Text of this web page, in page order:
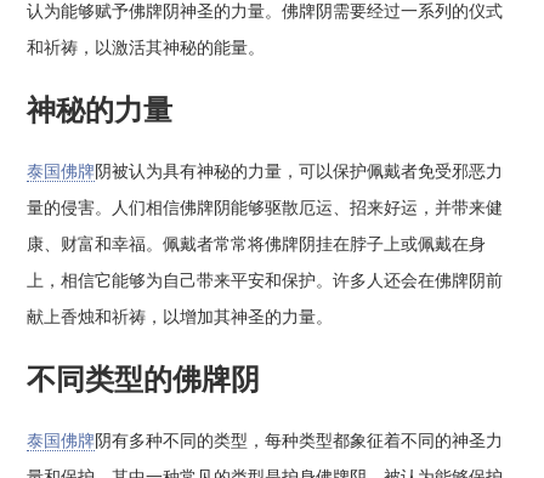
认为能够赋予佛牌阴神圣的力量。佛牌阴需要经过一系列的仪式
和祈祷，以激活其神秘的能量。
神秘的力量
泰国佛牌 阴被认为具有神秘的力量，可以保护佩戴者免受邪恶力
量的侵害。人们相信佛牌阴能够驱散厄运、招来好运，并带来健
康、财富和幸福。佩戴者常常将佛牌阴挂在脖子上或佩戴在身
上，相信它能够为自己带来平安和保护。许多人还会在佛牌阴前
献上香烛和祈祷，以增加其神圣的力量。
不同类型的佛牌阴
泰国佛牌 阴有多种不同的类型，每种类型都象征着不同的神圣力